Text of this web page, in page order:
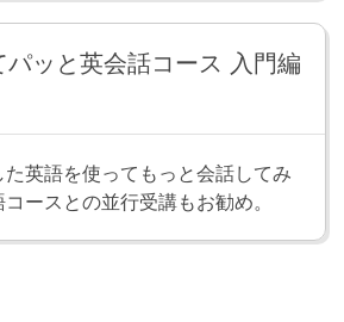
ていることをたずねよう
と否定文を学習します。「今〜し
に、今しているかどうかを相手に
パッと英会話コース 入門編
英語を使ってもっと会話してみ
ースとの並行受講もお勧め。